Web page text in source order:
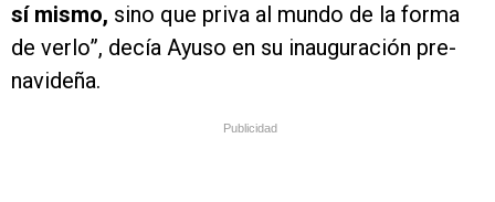
sí mismo, sino que priva al mundo de la forma
de verlo”, decía Ayuso en su inauguración pre-
navideña.
Publicidad